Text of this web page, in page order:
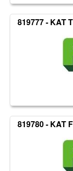
819777 - KAT
819780 - KAT